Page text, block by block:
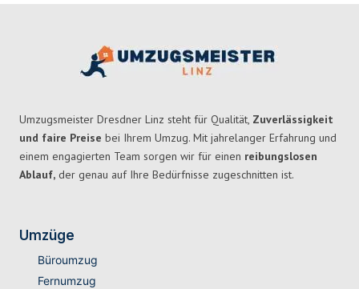
Umzugsmeister Dresdner Linz steht für Qualität, Zuverlässigkeit
und faire Preise bei Ihrem Umzug. Mit jahrelanger Erfahrung und
einem engagierten Team sorgen wir für einen reibungslosen
Ablauf, der genau auf Ihre Bedürfnisse zugeschnitten ist.
Umzüge
Büroumzug
Fernumzug